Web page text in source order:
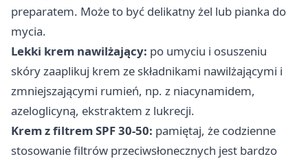
preparatem. Może to być delikatny żel lub pianka do
mycia.
Lekki krem nawilżający: po umyciu i osuszeniu
skóry zaaplikuj krem ze składnikami nawilżającymi i
zmniejszającymi rumień, np. z niacynamidem,
azeloglicyną, ekstraktem z lukrecji.
Krem z filtrem SPF 30-50: pamiętaj, że codzienne
stosowanie filtrów przeciwsłonecznych jest bardzo